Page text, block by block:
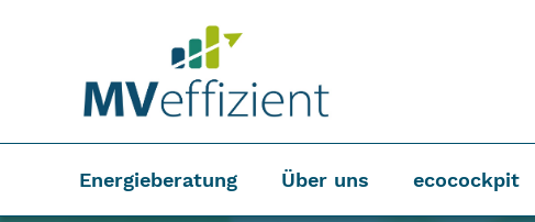
Energieberatung Über uns ecocockpit